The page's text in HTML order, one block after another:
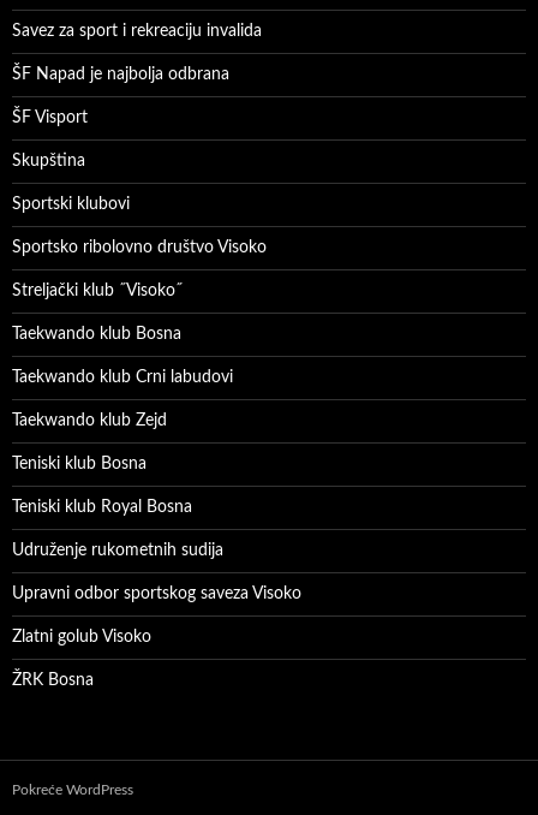
Savez za sport i rekreaciju invalida
ŠF Napad je najbolja odbrana
ŠF Visport
Skupština
Sportski klubovi
Sportsko ribolovno društvo Visoko
Streljački klub ˝Visoko˝
Taekwando klub Bosna
Taekwando klub Crni labudovi
Taekwando klub Zejd
Teniski klub Bosna
Teniski klub Royal Bosna
Udruženje rukometnih sudija
Upravni odbor sportskog saveza Visoko
Zlatni golub Visoko
ŽRK Bosna
Pokreće WordPress